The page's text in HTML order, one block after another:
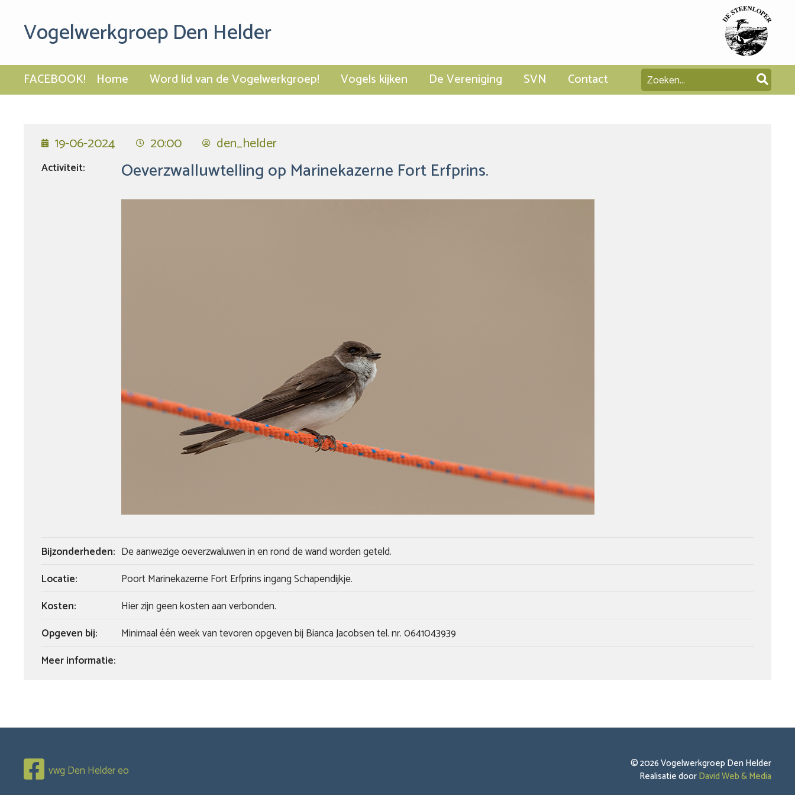
Vogelwerkgroep Den Helder
FACEBOOK! Home Word lid van de Vogelwerkgroep! Vogels kijken De Vereniging SVN Contact
19-06-2024 20:00 den_helder
Activiteit: Oeverzwalluwtelling op Marinekazerne Fort Erfprins.
Bijzonderheden: De aanwezige oeverzwaluwen in en rond de wand worden geteld.
Locatie:
Poort Marinekazerne Fort Erfprins ingang Schapendijkje.
Kosten:
Hier zijn geen kosten aan verbonden.
Opgeven bij:
Minimaal één week van tevoren opgeven bij Bianca Jacobsen tel. nr. 0641043939
Meer informatie:
vwg Den Helder eo
© 2026 Vogelwerkgroep Den Helder
Realisatie doorDavid Web & Media